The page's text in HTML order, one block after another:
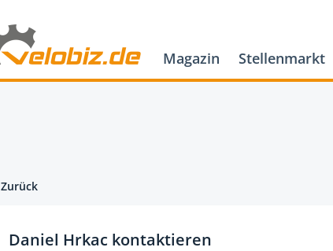
Magazin Stellenmarkt
Zurück
Daniel Hrkac kontaktieren